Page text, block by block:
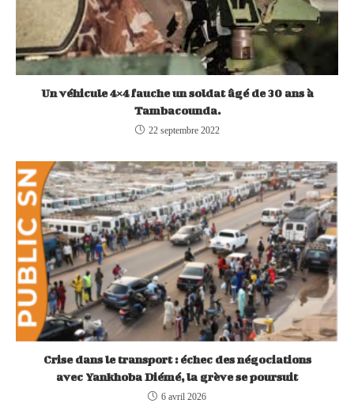
Un véhicule 4×4 fauche un soldat âgé de 30 ans à
Tambacounda.
22 septembre 2022
Crise dans le transport : échec des négociations
avec Yankhoba Diémé, la grève se poursuit
6 avril 2026